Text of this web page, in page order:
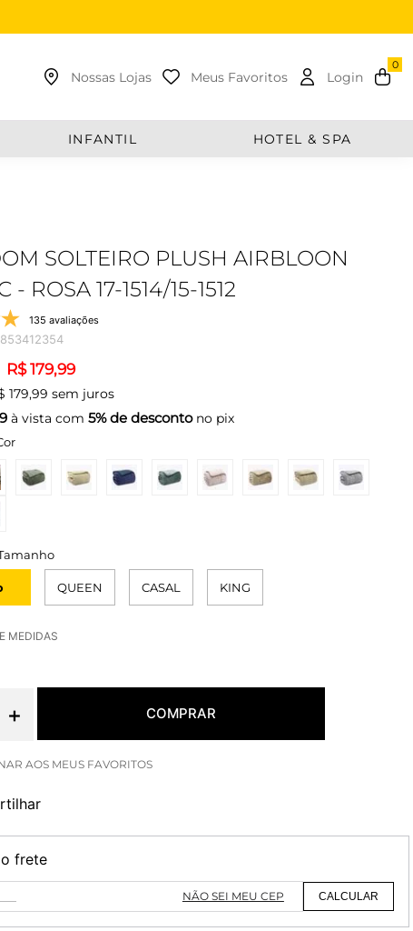
Nossas Lojas Meus Favoritos Login
INFANTIL HOTEL & SPA
SOLTEIRO PLUSH AIRBLOON
- ROSA 17-1514/15-1512
135 avaliações
R$ 179,99
179,99 sem juros
à vista com 5% de descontono pix
QUEEN CASAL KING
MEDIDAS
＋ COMPRAR
frete
NÃO SEI MEU CEP CALCULAR